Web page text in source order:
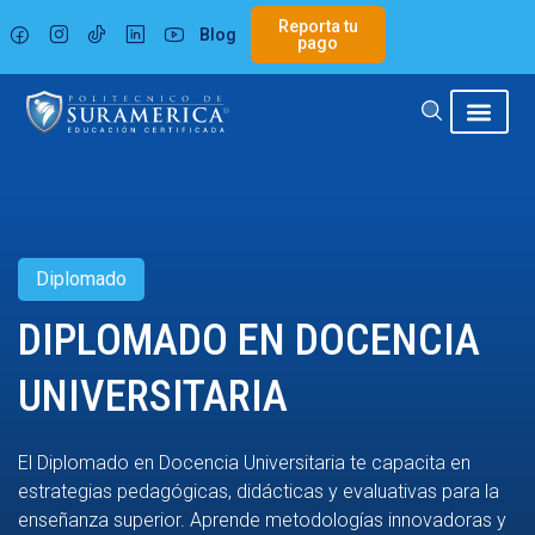
al
contenido
Blog
Reporta tu
pago
Diplomado
DIPLOMADO EN DOCENCIA
UNIVERSITARIA
El Diplomado en Docencia Universitaria te capacita en
estrategias pedagógicas, didácticas y evaluativas para la
enseñanza superior. Aprende metodologías innovadoras y